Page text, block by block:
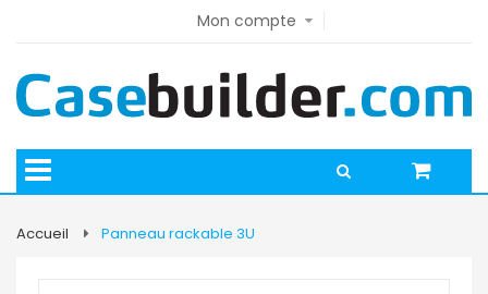
Mon compte
Accueil Panneau rackable 3U